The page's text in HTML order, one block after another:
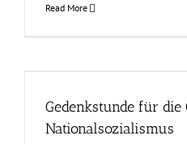
Read More
Gedenkstunde für die
Nationalsozialismus